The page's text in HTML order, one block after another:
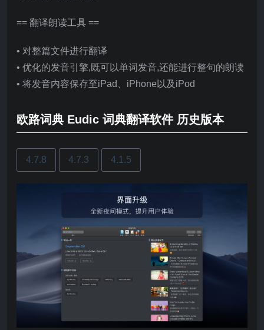
== 翻译朗读工具 ==
• 对整篇文件进行翻译
• 优化的发音引擎,既可以单词发音,还能进行整句的朗读
• 将发音内容保存至iPad、iPhone以及iPod
欧路词典 Eudic 词典翻译软件 历史版本
4.7.8 4.7.3 4.1.5